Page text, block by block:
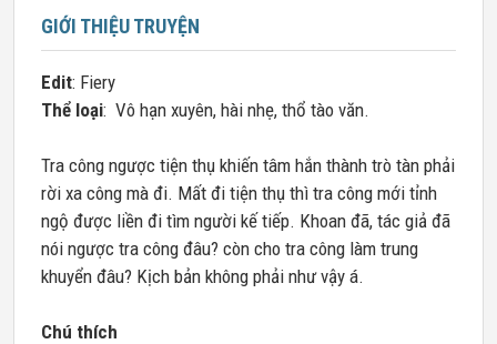
GIỚI THIỆU TRUYỆN
Edit: Fiery
Thể loại: Vô hạn xuyên, hài nhẹ, thổ tào văn.
Tra công ngược tiện thụ khiến tâm hắn thành trò tàn phải
rời xa công mà đi. Mất đi tiện thụ thì tra công mới tỉnh
ngộ được liền đi tìm người kế tiếp. Khoan đã, tác giả đã
nói ngược tra công đâu? còn cho tra công làm trung
khuyển đâu? Kịch bản không phải như vậy á.
Chú thích